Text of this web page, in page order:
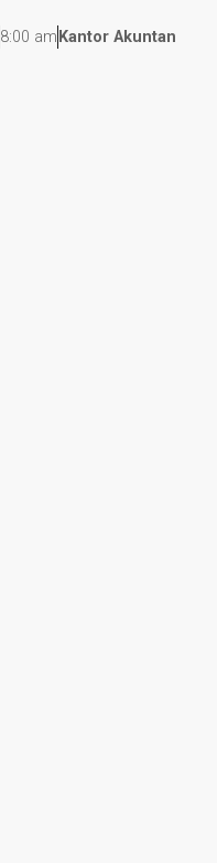
8:00 amKantor Akuntan